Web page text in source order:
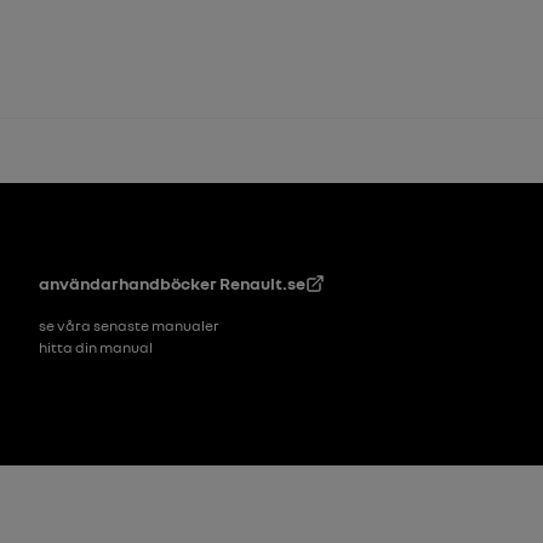
Footer
användarhandböcker
se våra senaste manualer
hitta din manual
Renault.se